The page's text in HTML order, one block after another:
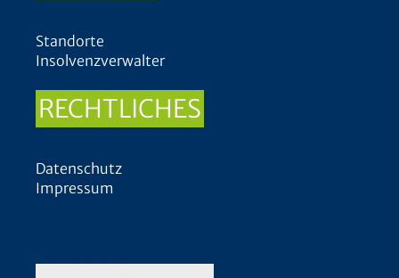
Standorte
Insolvenzverwalter
RECHTLICHES
Datenschutz
Impressum